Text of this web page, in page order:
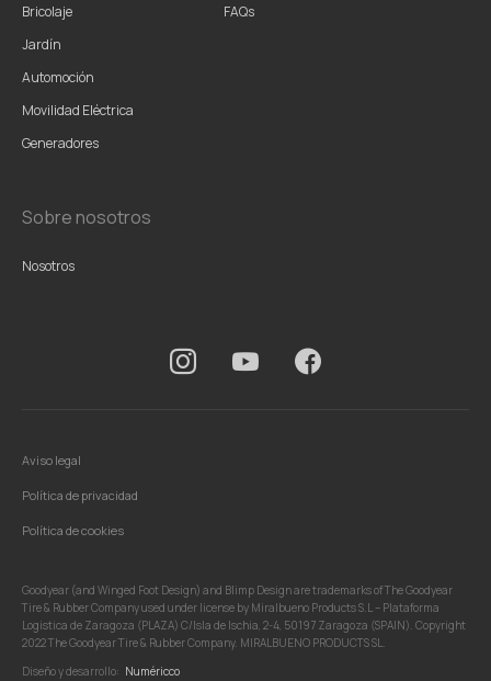
Bricolaje
Jardín
Automoción
Movilidad Eléctrica
Generadores
FAQs
Sobre nosotros
Nosotros
Goodyear (and Winged Foot Design) and Blimp Design are trademarks of The Goodyear
Tire & Rubber Company used under license by Miralbueno Products S.L – Plataforma
Logistica de Zaragoza (PLAZA) C/Isla de Ischia, 2-4, 50197 Zaragoza (SPAIN). Copyright
2022 The Goodyear Tire & Rubber Company. MIRALBUENO PRODUCTS SL.
Diseño y desarrollo: Numéricco
Política de cookies
Política de privacidad
Aviso legal